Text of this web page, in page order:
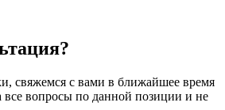
свяжемся с вами в ближайшее время
все вопросы по данной позиции и не